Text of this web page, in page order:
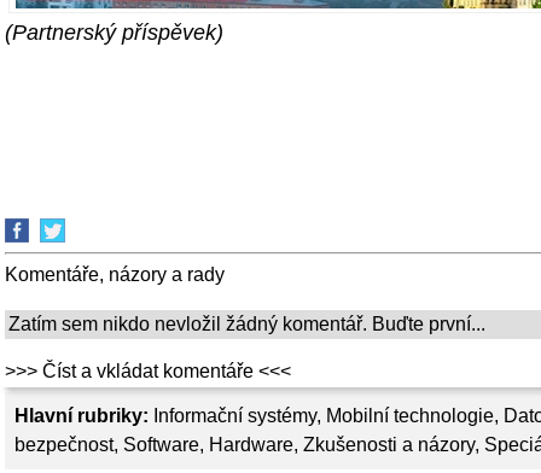
Hlavní rubriky: Informační systémy, Mobilní technologie,
bezpečnost, Software, Hardware, Zkušenosti a názory,
(Partnerský příspěvek)
Komentáře, názory a rady
Zatím sem nikdo nevložil žádný komentář. Buďte první...
>>> Číst a vkládat komentáře <<<